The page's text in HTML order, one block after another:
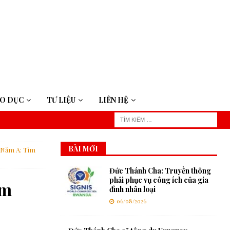
DỤC TƯ LIỆU LIÊN HỆ
A: Tìm
BÀI MỚI
Đức Thánh Cha: Truyền thông
phải phục vụ công ích của gia
đình nhân loại
06/08/2026